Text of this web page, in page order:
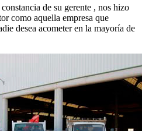
de su gerente , nos hizo
como aquella empresa que
desea acometer en la mayoría de